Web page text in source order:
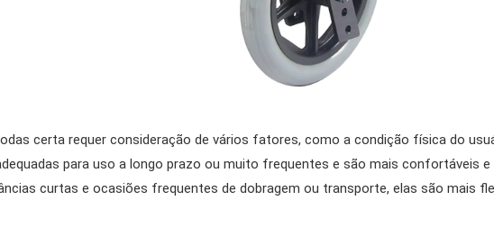
certa requer consideração de vários fatores, como a condição física do
para uso a longo prazo ou muito frequentes e são mais confortáveis
curtas e ocasiões frequentes de dobragem ou transporte, elas são mais